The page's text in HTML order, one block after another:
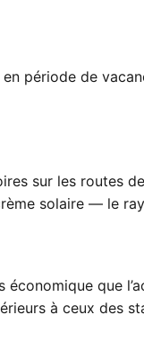
période de
sur les routes
solaire — le
que
à ceux des